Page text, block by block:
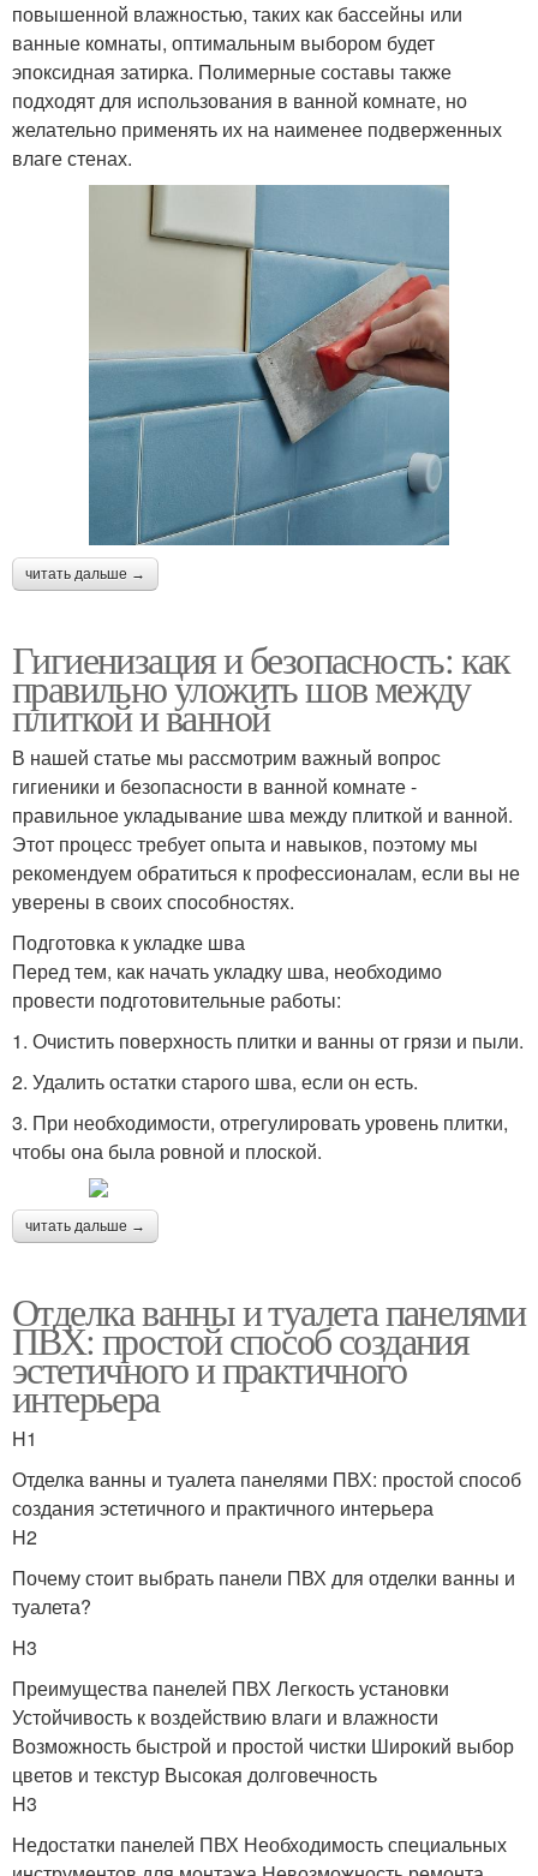
повышенной влажностью, таких как бассейны или
ванные комнаты, оптимальным выбором будет
эпоксидная затирка. Полимерные составы также
подходят для использования в ванной комнате, но
желательно применять их на наименее подверженных
влаге стенах.
читать дальше →
Гигиенизация и безопасность: как
правильно уложить шов между
плиткой и ванной
В нашей статье мы рассмотрим важный вопрос
гигиеники и безопасности в ванной комнате -
правильное укладывание шва между плиткой и ванной.
Этот процесс требует опыта и навыков, поэтому мы
рекомендуем обратиться к профессионалам, если вы не
уверены в своих способностях.
Подготовка к укладке шва
Перед тем, как начать укладку шва, необходимо
провести подготовительные работы:
1. Очистить поверхность плитки и ванны от грязи и пыли.
2. Удалить остатки старого шва, если он есть.
3. При необходимости, отрегулировать уровень плитки,
чтобы она была ровной и плоской.
читать дальше →
Отделка ванны и туалета панелями
ПВХ: простой способ создания
эстетичного и практичного
интерьера
H1
Отделка ванны и туалета панелями ПВХ: простой способ
создания эстетичного и практичного интерьера
H2
Почему стоит выбрать панели ПВХ для отделки ванны и
туалета?
H3
Преимущества панелей ПВХ Легкость установки
Устойчивость к воздействию влаги и влажности
Возможность быстрой и простой чистки Широкий выбор
цветов и текстур Высокая долговечность
H3
Недостатки панелей ПВХ Необходимость специальных